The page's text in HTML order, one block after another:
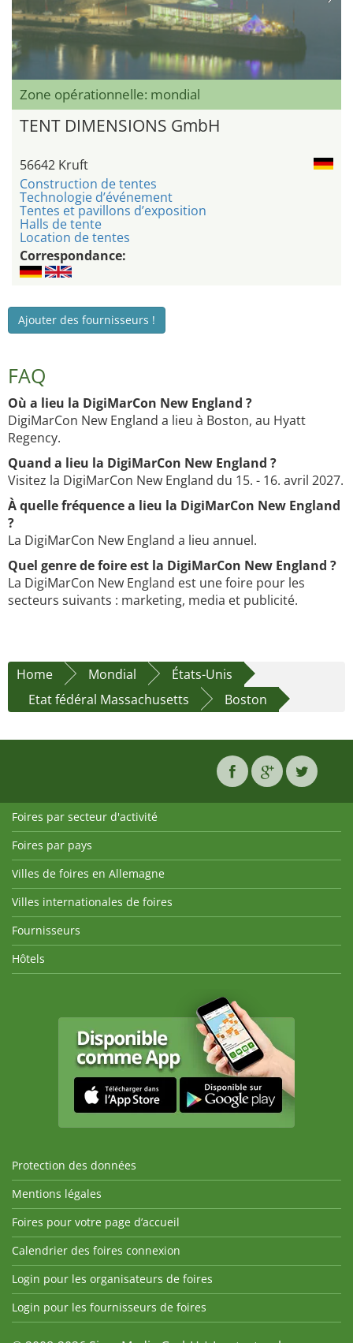
Zone opérationnelle: mondial
TENT DIMENSIONS GmbH
56642 Kruft
Construction de tentes
Technologie d’événement
Tentes et pavillons d’exposition
Halls de tente
Location de tentes
Correspondance:
Ajouter des fournisseurs !
FAQ
Où a lieu la DigiMarCon New England ?
DigiMarCon New England a lieu à Boston, au Hyatt
Regency.
Quand a lieu la DigiMarCon New England ?
Visitez la DigiMarCon New England du 15. - 16. avril 2027.
À quelle fréquence a lieu la DigiMarCon New England
?
La DigiMarCon New England a lieu annuel.
Quel genre de foire est la DigiMarCon New England ?
La DigiMarCon New England est une foire pour les
secteurs suivants : marketing, media et publicité.
Home Mondial
États-Unis
Etat fédéral Massachusetts
Boston
Foires par secteur d'activité
Foires par pays
Villes de foires en Allemagne
Villes internationales de foires
Fournisseurs
Hôtels
Protection des données
Mentions légales
Foires pour votre page d’accueil
Calendrier des foires connexion
Login pour les organisateurs de foires
Login pour les fournisseurs de foires